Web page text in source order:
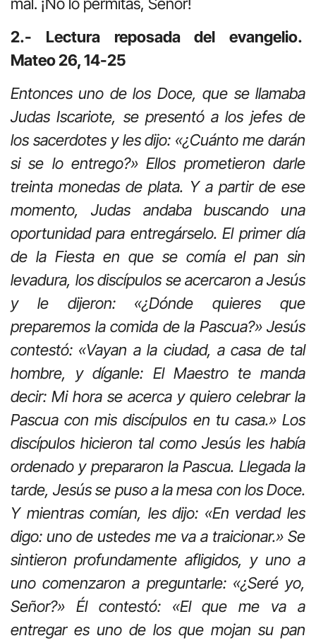
2.- Lectura reposada del evangelio.
Mateo 26, 14-25
Entonces uno de los Doce, que se llamaba
Judas Iscariote, se presentó a los jefes de
los sacerdotes y les dijo: «¿Cuánto me darán
si se lo entrego?» Ellos prometieron darle
treinta monedas de plata. Y a partir de ese
momento, Judas andaba buscando una
oportunidad para entregárselo. El primer día
de la Fiesta en que se comía el pan sin
levadura, los discípulos se acercaron a Jesús
y le dijeron: «¿Dónde quieres que
preparemos la comida de la Pascua?» Jesús
contestó: «Vayan a la ciudad, a casa de tal
hombre, y díganle: El Maestro te manda
decir: Mi hora se acerca y quiero celebrar la
Pascua con mis discípulos en tu casa.» Los
discípulos hicieron tal como Jesús les había
ordenado y prepararon la Pascua. Llegada la
tarde, Jesús se puso a la mesa con los Doce.
Y mientras comían, les dijo: «En verdad les
digo: uno de ustedes me va a traicionar.» Se
sintieron profundamente afligidos, y uno a
uno comenzaron a preguntarle: «¿Seré yo,
Señor?» Él contestó: «El que me va a
entregar es uno de los que mojan su pan